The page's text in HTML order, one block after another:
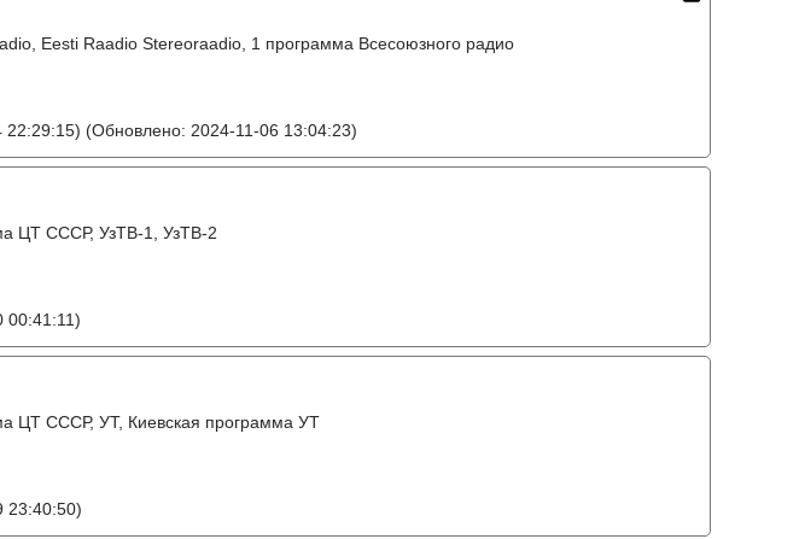
Eesti Raadio Stereoraadio, 1 программа Всесоюзного радио
22:29:15) (Обновлено: 2024-11-06 13:04:23)
ЦТ СССР, УзТВ-1, УзТВ-2
00:41:11)
ЦТ СССР, УТ, Киевская программа УТ
23:40:50)